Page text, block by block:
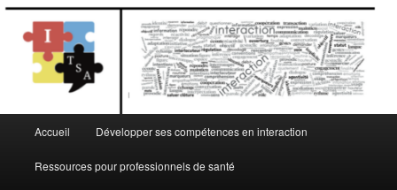
principal
Accueil Développer ses compétences en interaction
Ressources pour professionnels de santé